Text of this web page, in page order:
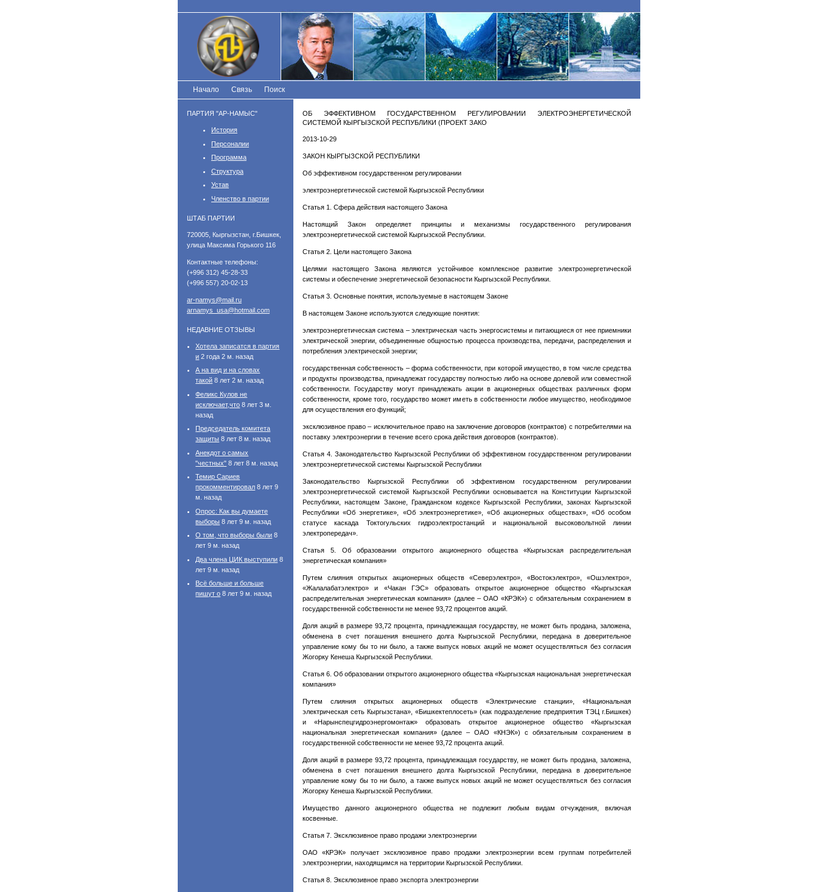
к
основному
содержанию
Начало Связь Поиск
ПАРТИЯ "АР-НАМЫС"
История
Персоналии
Программа
Структура
Устав
Членство в партии
ШТАБ ПАРТИИ
​720005, Кыргызстан, г.Бишкек,
улица Максима Горького 116
Контактные телефоны:
(+996 312) 45-28-33
(+996 557) 20-02-13
ar-namys@mail.ru
arnamys_usa@hotmail.com
НЕДАВНИЕ ОТЗЫВЫ
Хотела записатся в партия
и 2 года 2 м. назад
А на вид и на словах
такой 8 лет 2 м. назад
Феликс Кулов не
исключает,что 8 лет 3 м.
назад
Председатель комитета
защиты 8 лет 8 м. назад
Анекдот о самых
"честных" 8 лет 8 м. назад
Темир Сариев
прокомментировал 8 лет 9
м. назад
Опрос: Как вы думаете
выборы 8 лет 9 м. назад
О том, что выборы были 8
лет 9 м. назад
Два члена ЦИК выступили 8
лет 9 м. назад
Всё больше и больше
пишут о 8 лет 9 м. назад
ОБ ЭФФЕКТИВНОМ ГОСУДАРСТВЕННОМ РЕГУЛИРОВАНИИ ЭЛЕКТРОЭНЕРГЕТИЧЕСКОЙ
СИСТЕМОЙ КЫРГЫЗСКОЙ РЕСПУБЛИКИ (ПРОЕКТ ЗАКО
2013-10-29
ЗАКОН КЫРГЫЗСКОЙ РЕСПУБЛИКИ
Об эффективном государственном регулировании
электроэнергетической системой Кыргызской Республики
Статья 1. Сфера действия настоящего Закона
Настоящий Закон определяет принципы и механизмы государственного регулирования
электроэнергетической системой Кыргызской Республики.
Статья 2. Цели настоящего Закона
Целями настоящего Закона являются устойчивое комплексное развитие электроэнергетической
системы и обеспечение энергетической безопасности Кыргызской Республики.
Статья 3. Основные понятия, используемые в настоящем Законе
В настоящем Законе используются следующие понятия:
электроэнергетическая система – электрическая часть энергосистемы и питающиеся от нее приемники
электрической энергии, объединенные общностью процесса производства, передачи, распределения и
потребления электрической энергии;
государственная собственность – форма собственности, при которой имущество, в том числе средства
и продукты производства, принадлежат государству полностью либо на основе долевой или совместной
собственности. Государству могут принадлежать акции в акционерных обществах различных форм
собственности, кроме того, государство может иметь в собственности любое имущество, необходимое
для осуществления его функций;
эксклюзивное право – исключительное право на заключение договоров (контрактов) с потребителями на
поставку электроэнергии в течение всего срока действия договоров (контрактов).
Статья 4. Законодательство Кыргызской Республики об эффективном государственном регулировании
электроэнергетической системы Кыргызской Республики
Законодательство Кыргызской Республики об эффективном государственном регулировании
электроэнергетической системой Кыргызской Республики основывается на Конституции Кыргызской
Республики, настоящем Законе, Гражданском кодексе Кыргызской Республики, законах Кыргызской
Республики «Об энергетике», «Об электроэнергетике», «Об акционерных обществах», «Об особом
статусе каскада Токтогульских гидроэлектростанций и национальной высоковольтной линии
электропередач».
Статья 5. Об образовании открытого акционерного общества «Кыргызская распределительная
энергетическая компания»
Путем слияния открытых акционерных обществ «Северэлектро», «Востокэлектро», «Ошэлектро»,
«Жалалабатэлектро» и «Чакан ГЭС» образовать открытое акционерное общество «Кыргызская
распределительная энергетическая компания» (далее – ОАО «КРЭК») с обязательным сохранением в
государственной собственности не менее 93,72 процентов акций.
Доля акций в размере 93,72 процента, принадлежащая государству, не может быть продана, заложена,
обменена в счет погашения внешнего долга Кыргызской Республики, передана в доверительное
управление кому бы то ни было, а также выпуск новых акций не может осуществляться без согласия
Жогорку Кенеша Кыргызской Республики.
Статья 6. Об образовании открытого акционерного общества «Кыргызская национальная энергетическая
компания»
Путем слияния открытых акционерных обществ «Электрические станции», «Национальная
электрическая сеть Кыргызстана», «Бишкектеплосеть» (как подразделение предприятия ТЭЦ г.Бишкек)
и «Нарынспецгидроэнергомонтаж» образовать открытое акционерное общество «Кыргызская
национальная энергетическая компания» (далее – ОАО «КНЭК») с обязательным сохранением в
государственной собственности не менее 93,72 процента акций.
Доля акций в размере 93,72 процента, принадлежащая государству, не может быть продана, заложена,
обменена в счет погашения внешнего долга Кыргызской Республики, передана в доверительное
управление кому бы то ни было, а также выпуск новых акций не может осуществляться без согласия
Жогорку Кенеша Кыргызской Республики.
Имущество данного акционерного общества не подлежит любым видам отчуждения, включая
косвенные.
Статья 7. Эксклюзивное право продажи электроэнергии
ОАО «КРЭК» получает эксклюзивное право продажи электроэнергии всем группам потребителей
электроэнергии, находящимся на территории Кыргызской Республики.
Статья 8. Эксклюзивное право экспорта электроэнергии